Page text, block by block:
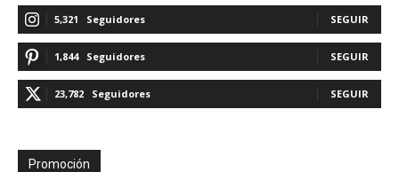
5,321 Seguidores SEGUIR
1,844 Seguidores SEGUIR
23,782 Seguidores SEGUIR
Promoción